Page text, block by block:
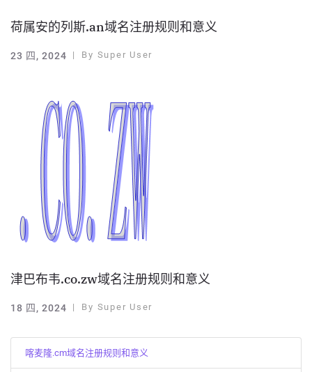
荷属安的列斯.an域名注册规则和意义
23 四, 2024 By Super User
津巴布韦.co.zw域名注册规则和意义
18 四, 2024 By Super User
喀麦隆.cm域名注册规则和意义